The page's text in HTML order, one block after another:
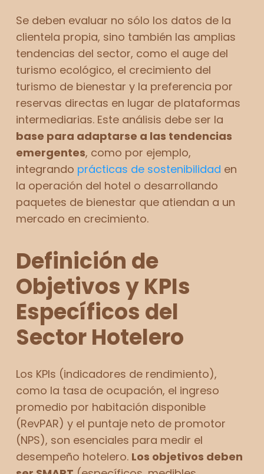
Se deben evaluar no sólo los datos de la
clientela propia, sino también las amplias
tendencias del sector, como el auge del
turismo ecológico, el crecimiento del
turismo de bienestar y la preferencia por
reservas directas en lugar de plataformas
intermediarias. Este análisis debe ser la
base para adaptarse a las tendencias
emergentes, como por ejemplo,
integrando prácticas de sostenibilidad en
la operación del hotel o desarrollando
paquetes de bienestar que atiendan a un
mercado en crecimiento.
Definición de
Objetivos y KPIs
Específicos del
Sector Hotelero
Los KPIs (indicadores de rendimiento),
como la tasa de ocupación, el ingreso
promedio por habitación disponible
(RevPAR) y el puntaje neto de promotor
(NPS), son esenciales para medir el
desempeño hotelero. Los objetivos deben